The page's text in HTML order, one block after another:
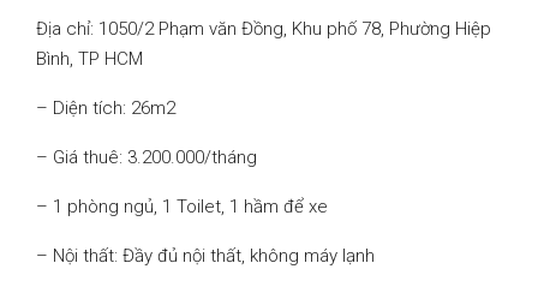
Địa chỉ: 1050/2 Phạm văn Đồng, Khu phố 78, Phường Hiệp
Bình, TP HCM
– Diện tích: 26m2
– Giá thuê: 3.200.000/tháng
– 1 phòng ngủ, 1 Toilet, 1 hầm để xe
– Nội thất: Đầy đủ nội thất, không máy lạnh